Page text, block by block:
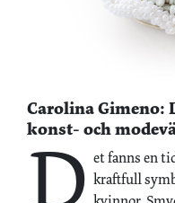
Carolina Gimeno:
konst- och
D et fanns en
kraftfull